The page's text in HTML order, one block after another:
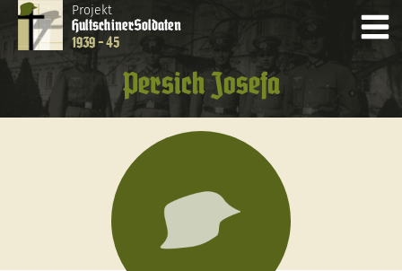
Projekt
HultschinerSoldaten
1939 - 45
Persich Josefa